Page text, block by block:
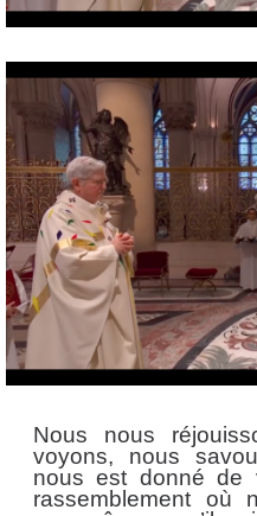
Nous nous
voyons, nous
nous est donné de
rassemblement où